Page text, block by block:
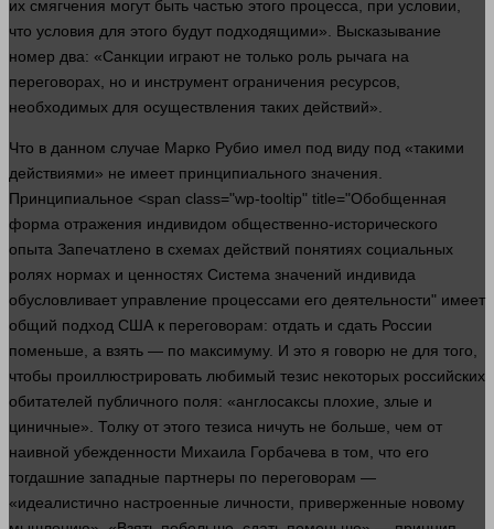
их смягчения могут быть частью этого процесса, при условии,
что условия для этого будут подходящими». Высказывание
номер два: «Санкции играют не только роль рычага на
переговорах, но и инструмент ограничения ресурсов,
необходимых для осуществления таких действий».
Что в данном случае Марко Рубио имел под виду под «такими
действиями» не имеет принципиального значения
Принципиальное <span class="wp-tooltip" title="Обобщенная
форма отражения индивидом общественно-исторического
опыта Запечатлено в схемах действий понятиях социальных
ролях нормах и ценностях Система значений индивида
обусловливает управление процессами его деятельности" имеет
общий подход США к переговорам: отдать и сдать России
поменьше, а взять — по максимуму. И это я говорю не для того,
чтобы проиллюстрировать любимый тезис некоторых российских
обитателей публичного поля: «англосаксы плохие, злые и
циничные». Толку от этого тезиса ничуть не больше , чем от
наивной убежденности Михаила Горбачева в том, что его
тогдашние западные партнеры по переговорам —
«идеалистично настроенные личности , приверженные новому